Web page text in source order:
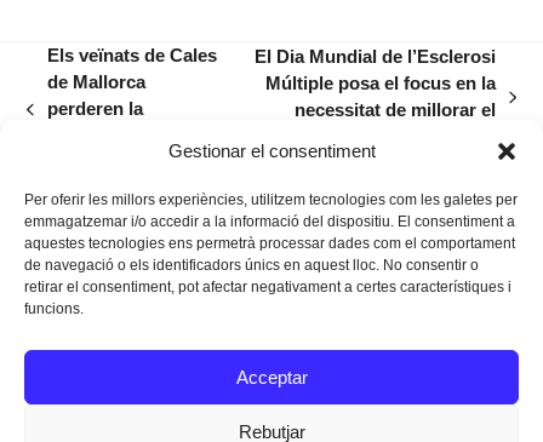
Gestionar el consentiment
Per oferir les millors experiències, utilitzem tecnologies com les galetes per
emmagatzemar i/o accedir a la informació del dispositiu. El consentiment a
aquestes tecnologies ens permetrà processar dades com el comportament
de navegació o els identificadors únics en aquest lloc. No consentir o
retirar el consentiment, pot afectar negativament a certes característiques i
funcions.
Acceptar
Rebutjar
previous
Els veïnats de Cales
de Mallorca
perderen la
El Dia Mundial de l’Esclerosi
Múltiple posa el focus en la
necessitat de millorar el
Instagram
Facebook
Twitter
Texts Legals